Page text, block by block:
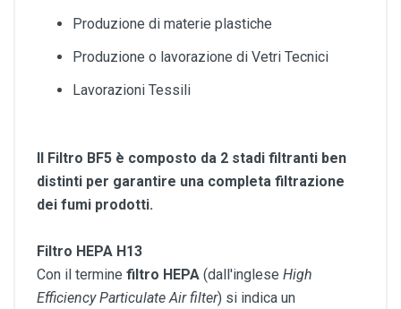
Produzione di materie plastiche
Produzione o lavorazione di Vetri Tecnici
Lavorazioni Tessili
Il Filtro BF5 è composto da 2 stadi filtranti ben
distinti per garantire una completa filtrazione
dei fumi prodotti.
Filtro HEPA H13
Con il termine filtro HEPA (dall'inglese High
Efficiency Particulate Air filter) si indica un